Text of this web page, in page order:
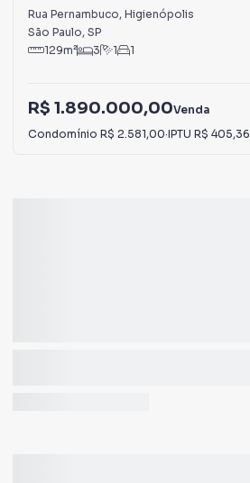
Higienópolis
Rua Pernambuco, Higienópolis
São Paulo, SP
129m² 3 1 1
R$ 1.890.000,00Venda
Condomínio R$ 2.581,00·IPTU R$ 405,36